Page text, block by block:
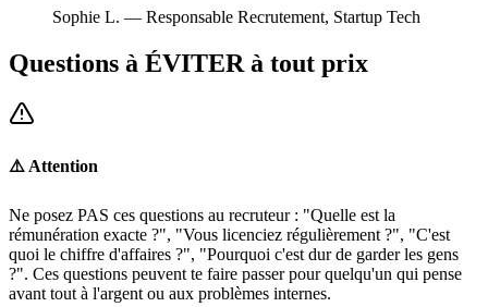
Sophie L. — Responsable Recrutement, Startup Tech
Questions à ÉVITER à tout prix
⚠️ Attention
Ne posez PAS ces questions au recruteur : "Quelle est la
rémunération exacte ?", "Vous licenciez régulièrement ?", "C'est
quoi le chiffre d'affaires ?", "Pourquoi c'est dur de garder les gens
?". Ces questions peuvent te faire passer pour quelqu'un qui pense
avant tout à l'argent ou aux problèmes internes.